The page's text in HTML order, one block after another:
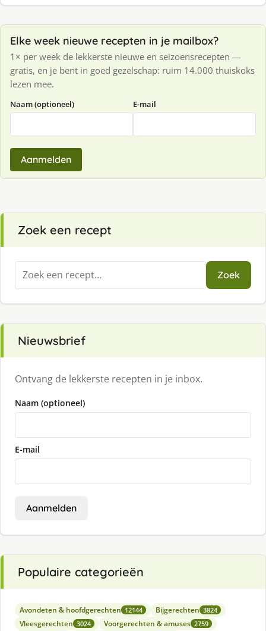
Elke week nieuwe recepten in je mailbox?
1× per week de lekkerste nieuwe en seizoensrecepten —
gratis, en je bent in goed gezelschap: ruim 14.000 thuiskoks
lezen mee.
Naam (optioneel) E-mail
Aanmelden
Zoek een recept
Zoeken
naar:
Zoek
Nieuwsbrief
Ontvang de lekkerste recepten in je inbox.
Naam (optioneel)
E-mail
Aanmelden
Populaire categorieën
Avondeten & hoofdgerechten 12144 Bijgerechten 3824
Vleesgerechten 3024 Voorgerechten & amuses 2759